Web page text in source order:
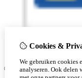
© Copyright 2026 |
Cookies &
We gebruiken cookies
analyseren. Ook delen